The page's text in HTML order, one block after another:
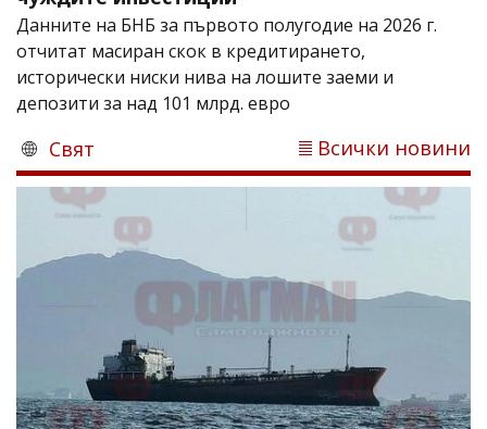
Данните на БНБ за първото полугодие на 2026 г.
отчитат масиран скок в кредитирането,
исторически ниски нива на лошите заеми и
депозити за над 101 млрд. евро
Свят Всички новини